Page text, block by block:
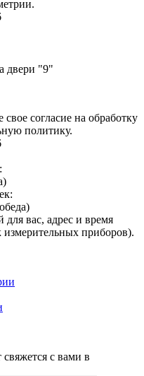
двери "9"
согласие на обработку
политику.
для вас, адрес и время
приборов).
с вами в